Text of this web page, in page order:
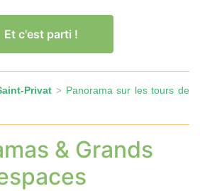
Et c'est parti !
Privat > Panorama sur les tours de
& Grands